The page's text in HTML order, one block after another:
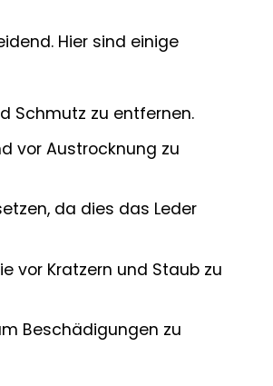
Hier sind einige
Schmutz zu entfernen.
vor Austrocknung zu
da dies das Leder
vor Kratzern und Staub zu
Beschädigungen zu